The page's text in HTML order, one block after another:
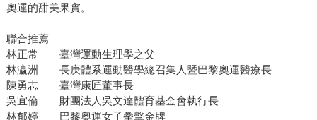
奧運的甜美果實。
聯合推薦
林正常 臺灣運動生理學之父
林瀛洲 長庚體系運動醫學總召集人暨巴黎奧運醫療長
陳勇志 臺灣康匠董事長
吳宜倫 財團法人吳文達體育基金會執行長
林郁婷 巴黎奧運女子拳擊金牌